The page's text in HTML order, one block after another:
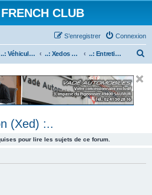
CLUB
Connexion
S’enregistrer
..: Véhicules Mazda ancien (<2003) :.. ..: Xedos 6 & 9 :.. ..: Entretien / Révision (Xed) :..
e
(Xed) :..
pour lire les sujets de ce forum.